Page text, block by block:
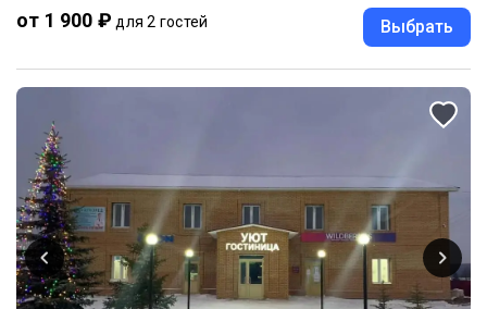
от 1 900 ₽ для 2 гостей Выбрать